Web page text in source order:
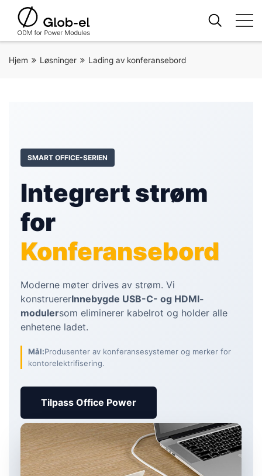
Hjem Løsninger Lading av konferansebord
SMART OFFICE-SERIEN
Integrert strøm
for
Konferansebord
Moderne møter drives av strøm. Vi
konstruererInnebygde USB-C- og HDMI-
modulersom eliminerer kabelrot og holder alle
enhetene ladet.
Mål:Produsenter av konferansesystemer og merker for
kontorelektrifisering.
Tilpass Office Power